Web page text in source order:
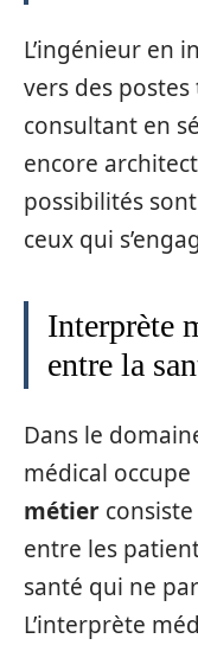
L’ingénieur en
vers des
consultant en
encore
possibilités
ceux qui
Interprète
entre la
Dans le
médical
métier
entre les
santé qui ne
L’interprète